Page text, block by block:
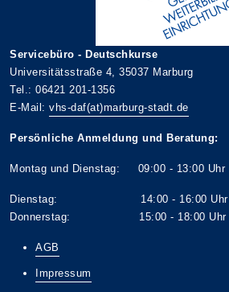
Servicebüro - Deutschkurse
Universitätsstraße 4, 35037 Marburg
Tel.: 06421 201-1356
E-Mail: vhs-daf(at)marburg-stadt.de
Persönliche Anmeldung und Beratung:
Montag und Dienstag: 09:00 - 13:00 Uhr
Dienstag: 14:00 - 16:00 Uhr
Donnerstag: 15:00 - 18:00 Uhr
AGB
Impressum